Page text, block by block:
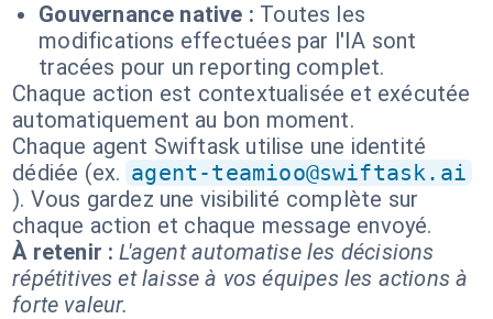
Gouvernance native : Toutes les
modifications effectuées par l'IA sont
tracées pour un reporting complet.
Chaque action est contextualisée et exécutée
automatiquement au bon moment.
Chaque agent Swiftask utilise une identité
dédiée (ex. agent-teamioo@swiftask.ai
). Vous gardez une visibilité complète sur
chaque action et chaque message envoyé.
À retenir : L'agent automatise les décisions
répétitives et laisse à vos équipes les actions à
forte valeur.